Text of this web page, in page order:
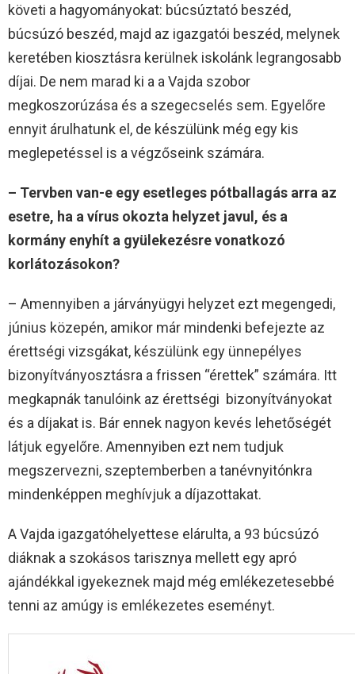
követi a hagyományokat: búcsúztató beszéd,
búcsúzó beszéd, majd az igazgatói beszéd, melynek
keretében kiosztásra kerülnek iskolánk legrangosabb
díjai. De nem marad ki a a Vajda szobor
megkoszorúzása és a szegecselés sem. Egyelőre
ennyit árulhatunk el, de készülünk még egy kis
meglepetéssel is a végzőseink számára.
– Tervben van-e egy esetleges pótballagás arra az
esetre, ha a vírus okozta helyzet javul, és a
kormány enyhít a gyülekezésre vonatkozó
korlátozásokon?
– Amennyiben a járványügyi helyzet ezt megengedi,
június közepén, amikor már mindenki befejezte az
érettségi vizsgákat, készülünk egy ünnepélyes
bizonyítványosztásra a frissen “érettek” számára. Itt
megkapnák tanulóink az érettségi bizonyítványokat
és a díjakat is. Bár ennek nagyon kevés lehetőségét
látjuk egyelőre. Amennyiben ezt nem tudjuk
megszervezni, szeptemberben a tanévnyitónkra
mindenképpen meghívjuk a díjazottakat.
A Vajda igazgatóhelyettese elárulta, a 93 búcsúzó
diáknak a szokásos tarisznya mellett egy apró
ajándékkal igyekeznek majd még emlékezetesebbé
tenni az amúgy is emlékezetes eseményt.